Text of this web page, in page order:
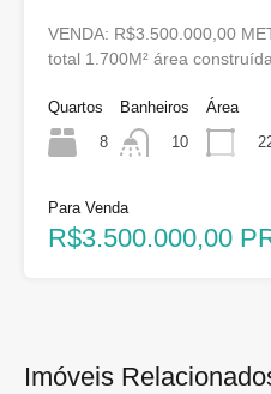
VENDA: R$3.500.000,00
total 1.700M² área
Quartos
8
Banheiros
10
Área
Para Venda
R$3.500.000,00
Imóveis